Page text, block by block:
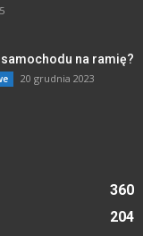
na ramię?
20 grudnia 2023
360
204